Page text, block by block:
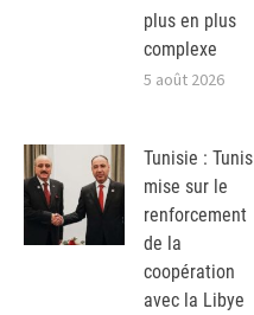
plus en plus
complexe
5 août 2026
Tunisie : Tunis
mise sur le
renforcement
de la
coopération
avec la Libye